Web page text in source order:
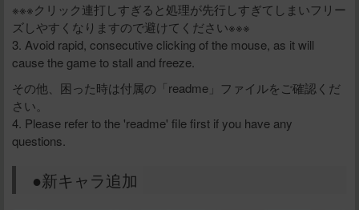
※※※クリック連打しすぎると処理が先行しすぎてしまいフリー
ズしやすくなりますので避けてください※※※
3. Avoid rapid, consecutive clicking of the mouse, as it will
cause the game to stall and freeze.
その他、困った時は付属の「readme」ファイルをご確認くだ
さい。
4. Please refer to the 'readme' file first if you have any
questions.
●新キャラ追加